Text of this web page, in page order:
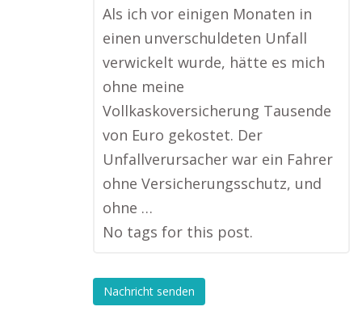
Als ich vor einigen Monaten in
einen unverschuldeten Unfall
verwickelt wurde, hätte es mich
ohne meine
Vollkaskoversicherung Tausende
von Euro gekostet. Der
Unfallverursacher war ein Fahrer
ohne Versicherungsschutz, und
ohne …
No tags for this post.
Nachricht senden